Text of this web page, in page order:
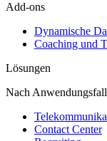
Add-ons
Dynamische
Coaching und
Lösungen
Nach Anwendungsfall
Contact Center